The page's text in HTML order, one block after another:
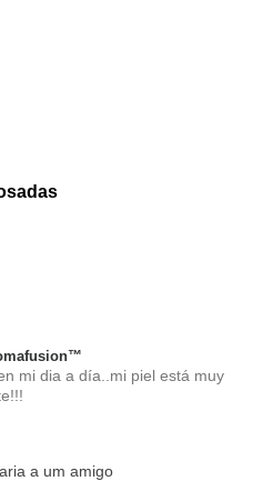
mi dia a día..mi piel está muy
a um amigo